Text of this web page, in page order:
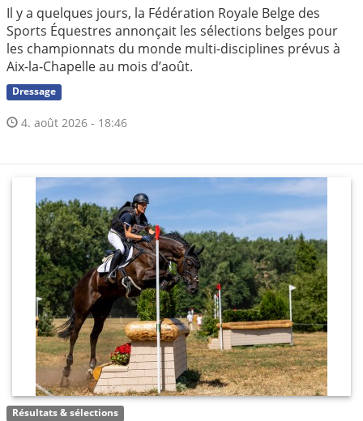
Il y a quelques jours, la Fédération Royale Belge des
Sports Équestres annonçait les sélections belges pour
les championnats du monde multi-disciplines prévus à
Aix-la-Chapelle au mois d’août.
Dressage
4. août 2026 - 18:46
Résultats & sélections